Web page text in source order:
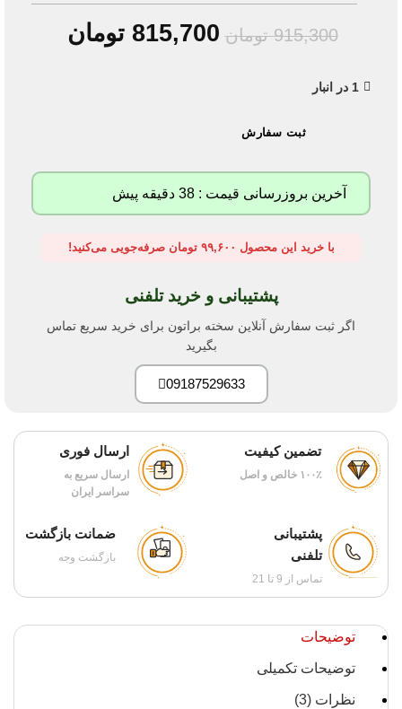
915,300 تومان 815,700 تومان
1 در انبار
ثبت سفارش
آخرین بروزرسانی قیمت : 38 دقیقه پیش
با خرید این محصول ۹۹,۶۰۰ تومان صرفه‌جویی می‌کنید!
پشتیبانی و خرید تلفنی
اگر ثبت سفارش آنلاین سخته براتون برای خرید سریع تماس
بگیرید
09187529633
تضمین کیفیت
۱۰۰٪ خالص و اصل
ارسال فوری
ارسال سریع به
سراسر ایران
پشتیبانی
تلفنی
تماس از 9 تا 21
ضمانت بازگشت
بازگشت وجه
توضیحات
توضیحات تکمیلی
نظرات (3)